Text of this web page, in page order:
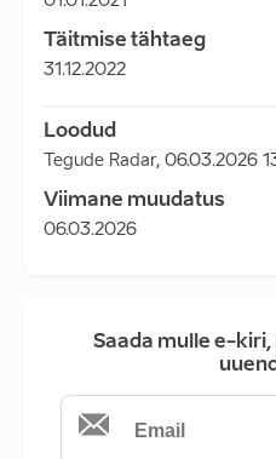
Täitmise tähtaeg
31.12.2022
Loodud
Tegude Radar, 06.03.2026
Viimane muudatus
06.03.2026
Saada mulle e-kiri,